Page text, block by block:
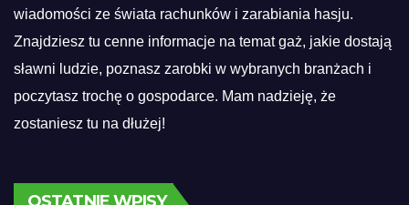
wiadomości ze świata rachunków i zarabiania hasju.
Znajdziesz tu cenne informacje na temat gaż, jakie dostają
sławni ludzie, poznasz zarobki w wybranych branżach i
poczytasz trochę o gospodarce. Mam nadzieję, że
zostaniesz tu na dłużej!